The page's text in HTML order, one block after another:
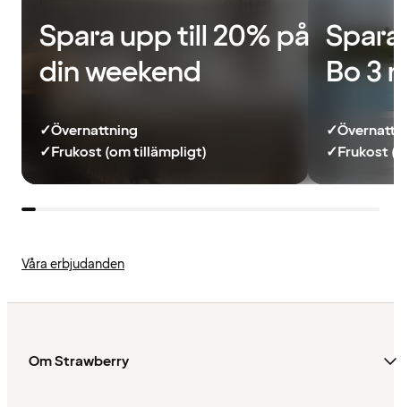
Spara upp till 20% på
din weekend
✓Övernattning
✓Frukost (om tillämpligt)
Bo 3
✓
✓Frukost
Våra erbjudanden
Om Strawberry